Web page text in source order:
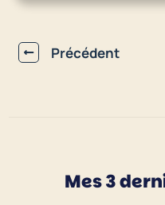
Précédent
Mes 3